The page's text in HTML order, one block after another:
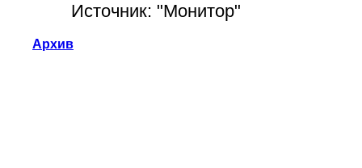
Источник: "Монитор"
Архив